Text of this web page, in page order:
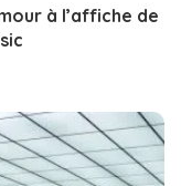
à l’affiche de